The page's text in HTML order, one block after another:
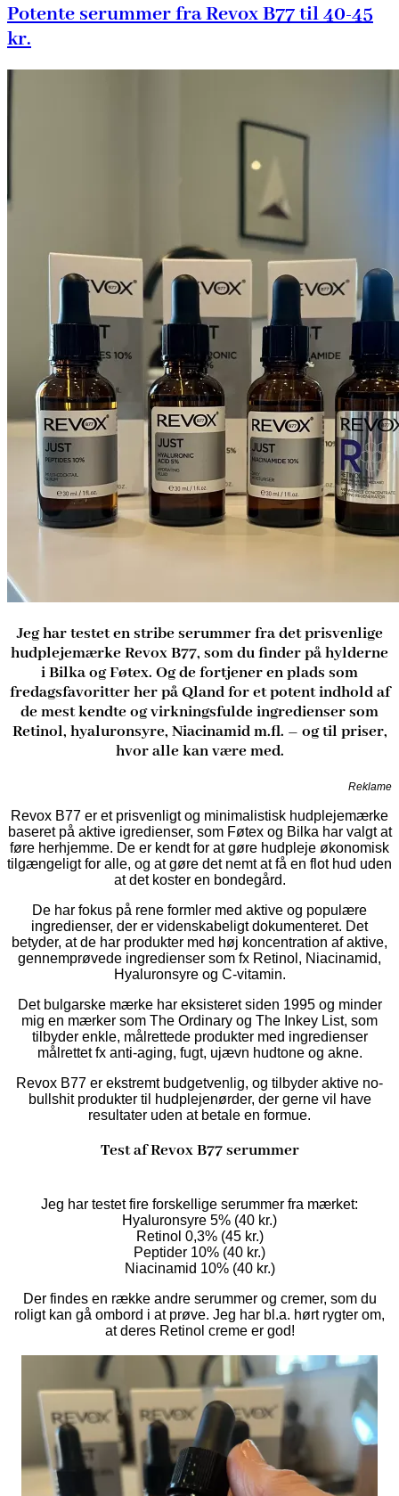
Potente serummer fra Revox B77 til 40-45
kr.
Jeg har testet en stribe serummer fra det prisvenlige
hudplejemærke Revox B77, som du finder på hylderne
i Bilka og Føtex. Og de fortjener en plads som
fredagsfavoritter her på Qland for et potent indhold af
de mest kendte og virkningsfulde ingredienser som
Retinol, hyaluronsyre, Niacinamid m.fl. – og til priser,
hvor alle kan være med.
Reklame
Revox B77 er et prisvenligt og minimalistisk hudplejemærke
baseret på aktive igredienser, som Føtex og Bilka har valgt at
føre herhjemme. De er kendt for at gøre hudpleje økonomisk
tilgængeligt for alle, og at gøre det nemt at få en flot hud uden
at det koster en bondegård.
De har fokus på rene formler med aktive og populære
ingredienser, der er videnskabeligt dokumenteret. Det
betyder, at de har produkter med høj koncentration af aktive,
gennemprøvede ingredienser som fx Retinol, Niacinamid,
Hyaluronsyre og C-vitamin.
Det bulgarske mærke har eksisteret siden 1995 og minder
mig en mærker som The Ordinary og The Inkey List, som
tilbyder enkle, målrettede produkter med ingredienser
målrettet fx anti-aging, fugt, ujævn hudtone og akne.
Revox B77 er ekstremt budgetvenlig, og tilbyder aktive no-
bullshit produkter til hudplejenørder, der gerne vil have
resultater uden at betale en formue.
Test af Revox B77 serummer
Jeg har testet fire forskellige serummer fra mærket:
Hyaluronsyre 5% (40 kr.)
Retinol 0,3% (45 kr.)
Peptider 10% (40 kr.)
Niacinamid 10% (40 kr.)
Der findes en række andre serummer og cremer, som du
roligt kan gå ombord i at prøve. Jeg har bl.a. hørt rygter om,
at deres Retinol creme er god!